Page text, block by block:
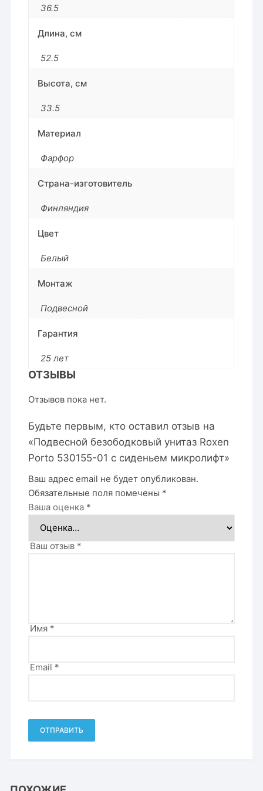
36.5
Длина, см
52.5
Высота, см
33.5
Материал
Фарфор
Страна-изготовитель
Финляндия
Цвет
Белый
Монтаж
Подвесной
Гарантия
25 лет
ОТЗЫВЫ
Отзывов пока нет.
Будьте первым, кто оставил отзыв на
«Подвесной безободковый унитаз Roxen
Porto 530155-01 с сиденьем микролифт»
Ваш адрес email не будет опубликован.
Обязательные поля помечены *
Ваша оценка *
Ваш отзыв *
Имя *
Email *